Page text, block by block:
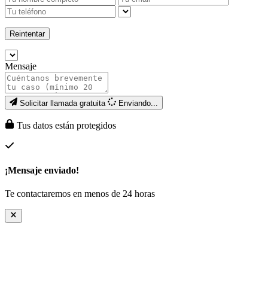
Reintentar
Mensaje
Solicitar llamada gratuita Enviando...
Tus datos están protegidos
¡Mensaje enviado!
Te contactaremos en menos de 24 horas